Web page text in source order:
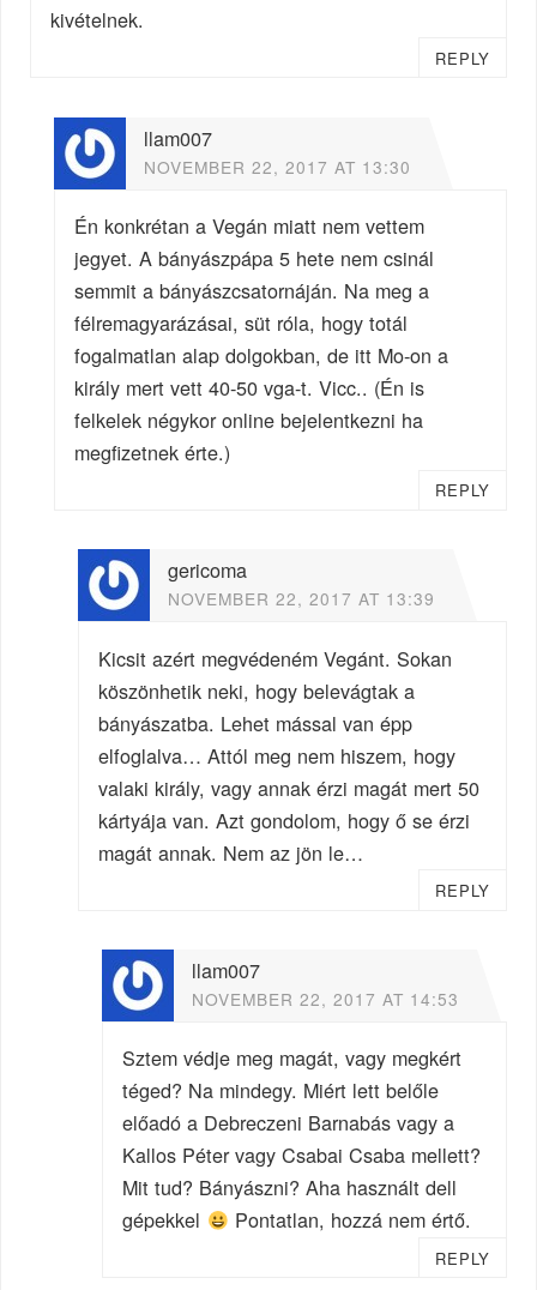
kivételnek.
REPLY
llam007
NOVEMBER 22, 2017 AT 13:30
Én konkrétan a Vegán miatt nem vettem
jegyet. A bányászpápa 5 hete nem csinál
semmit a bányászcsatornáján. Na meg a
félremagyarázásai, süt róla, hogy totál
fogalmatlan alap dolgokban, de itt Mo-on a
király mert vett 40-50 vga-t. Vicc.. (Én is
felkelek négykor online bejelentkezni ha
megfizetnek érte.)
REPLY
gericoma
NOVEMBER 22, 2017 AT 13:39
Kicsit azért megvédeném Vegánt. Sokan
köszönhetik neki, hogy belevágtak a
bányászatba. Lehet mással van épp
elfoglalva… Attól meg nem hiszem, hogy
valaki király, vagy annak érzi magát mert 50
kártyája van. Azt gondolom, hogy ő se érzi
magát annak. Nem az jön le…
REPLY
llam007
NOVEMBER 22, 2017 AT 14:53
Sztem védje meg magát, vagy megkért
téged? Na mindegy. Miért lett belőle
előadó a Debreczeni Barnabás vagy a
Kallos Péter vagy Csabai Csaba mellett?
Mit tud? Bányászni? Aha használt dell
gépekkel
Pontatlan, hozzá nem értő.
REPLY